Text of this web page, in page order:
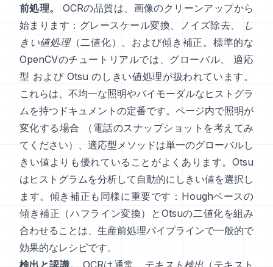
前処理。
OCRの品質は、画像のクリーンアップから
始まります：グレースケール変換、ノイズ除去、
し
きい値処理（二値化）、および傾き補正。標準的な
OpenCVのチュートリアルでは、グローバル、
適応
型 および Otsu のしきい値処理が扱われています。
これらは、不均一な照明やバイモーダルなヒストグラ
ムを持つドキュメントの定番です。ページ内で照明が
変化する場合 （電話のスナップショットを考えてみ
てください）、適応型メソッドは単一のグローバルし
きい値よりも優れていることがよくあります。Otsu
はヒストグラムを分析して自動的にしきい値を選択し
ます。傾き補正も同様に重要です：Houghベースの
傾き補正（ハフライン変換）とOtsuの二値化を組み
合わせることは、生産前処理パイプラインで一般的で
効果的なレシピです。
検出と認識。
OCRは通常、 テキスト検出 （テキスト